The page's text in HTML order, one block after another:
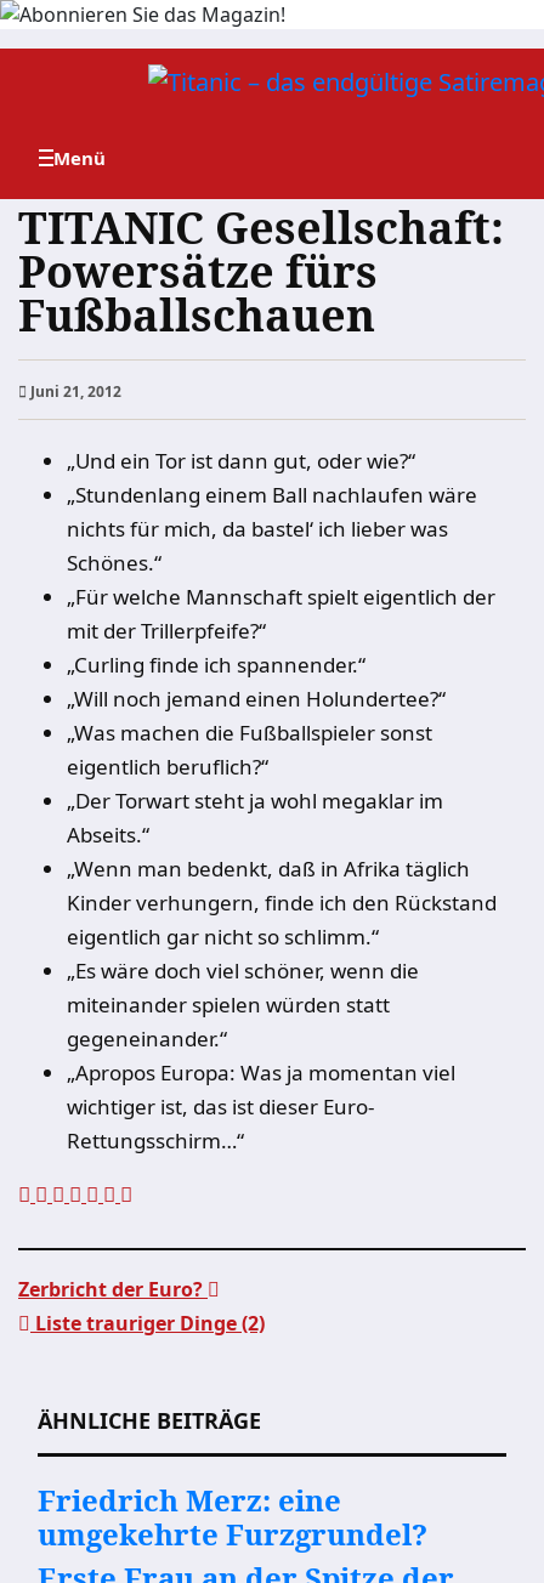
Zum
TITANIC Gesellschaft:
Powersätze fürs
Fußballschauen
Juni 21, 2012
„Und ein Tor ist dann gut, oder wie?“
„Stundenlang einem Ball nachlaufen wäre
nichts für mich, da bastel‘ ich lieber was
Schönes.“
„Für welche Mannschaft spielt eigentlich der
mit der Trillerpfeife?“
„Curling finde ich spannender.“
„Will noch jemand einen Holundertee?“
„Was machen die Fußballspieler sonst
eigentlich beruflich?“
„Der Torwart steht ja wohl megaklar im
Abseits.“
„Wenn man bedenkt, daß in Afrika täglich
Kinder verhungern, finde ich den Rückstand
eigentlich gar nicht so schlimm.“
„Es wäre doch viel schöner, wenn die
miteinander spielen würden statt
gegeneinander.“
„Apropos Europa: Was ja momentan viel
wichtiger ist, das ist dieser Euro-
Rettungsschirm…“
Zerbricht der Euro?
Liste trauriger Dinge (2)
ÄHNLICHE BEITRÄGE
Friedrich Merz: eine
umgekehrte Furzgrundel?